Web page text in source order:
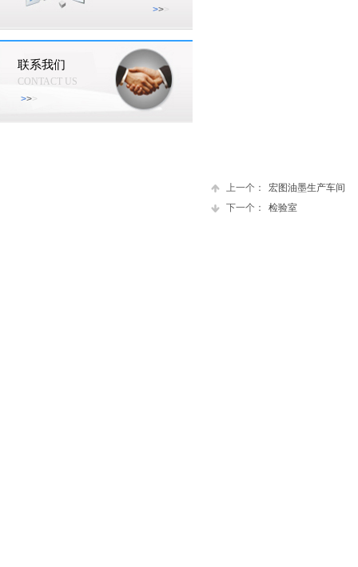
上一个：
宏图油墨生产车间
下一个：
检验室
>>
联系我们
CONTACT US
>> >